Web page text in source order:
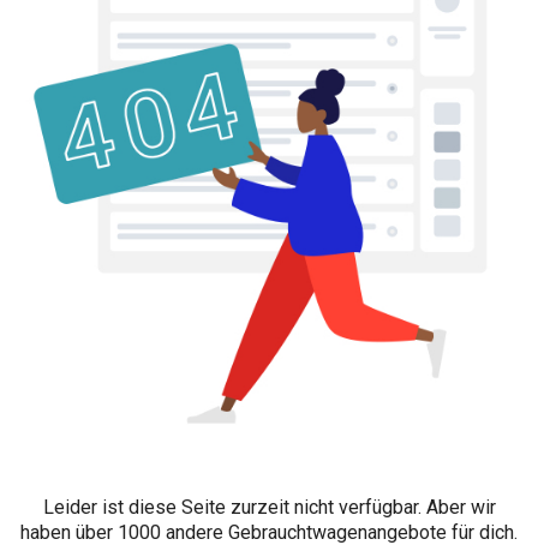
Leider ist diese Seite zurzeit nicht verfügbar. Aber wir
haben über 1000 andere Gebrauchtwagenangebote für dich.